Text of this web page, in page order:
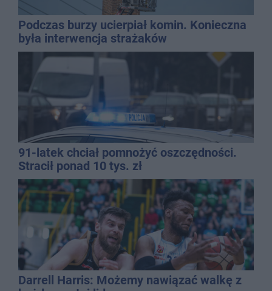
Podczas burzy ucierpiał komin. Konieczna
była interwencja strażaków
91-latek chciał pomnożyć oszczędności.
Stracił ponad 10 tys. zł
Darrell Harris: Możemy nawiązać walkę z